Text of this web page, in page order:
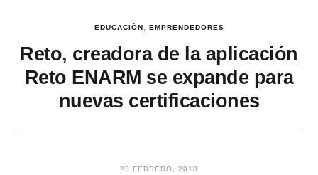
EDUCACIÓN EMPRENDEDORES
Reto, creadora de la aplicación
Reto ENARM se expande para
nuevas certificaciones
23 FEBRERO, 2018